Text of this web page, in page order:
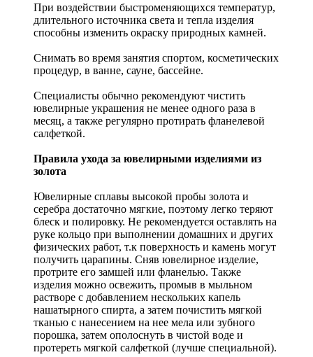
При воздействии быстроменяющихся температур,
длительного источника света и тепла изделия
способны изменить окраску природных камней.
Снимать во время занятия спортом, косметических
процедур, в ванне, сауне, бассейне.
Специалисты обычно рекомендуют чистить
ювелирные украшения не менее одного раза в
месяц, а также регулярно протирать фланелевой
салфеткой.
Правила ухода за ювелирными изделиями из
золота
Ювелирные сплавы высокой пробы золота и
серебра достаточно мягкие, поэтому легко теряют
блеск и полировку. Не рекомендуется оставлять на
руке кольцо при выполнении домашних и других
физических работ, т.к поверхность и камень могут
получить царапины. Сняв ювелирное изделие,
протрите его замшей или фланелью. Также
изделия можно освежить, промыв в мыльном
растворе с добавлением нескольких капель
нашатырного спирта, а затем почистить мягкой
тканью с нанесением на нее мела или зубного
порошка, затем ополоснуть в чистой воде и
протереть мягкой салфеткой (лучше специальной).